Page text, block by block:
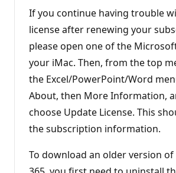
o
s
d
e
r
p
t
ç
o
If you continue having trouble
license after renewing your
please open one of the
your iMac. Then, from the top
the Excel/PowerPoint/Word
About, then More Information,
choose Update License. This
the subscription information.
To download an older version